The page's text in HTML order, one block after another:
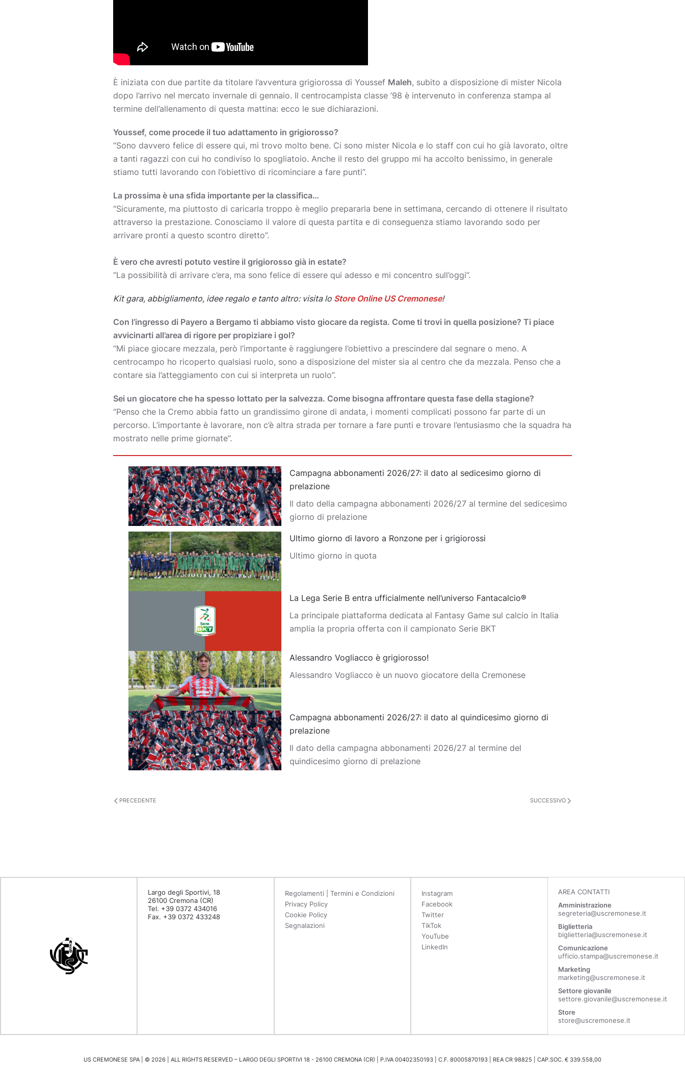
È iniziata con due partite da titolare l’avventura grigiorossa di Youssef Maleh, subito a disposizione di mister Nicola
dopo l’arrivo nel mercato invernale di gennaio. Il centrocampista classe ’98 è intervenuto in conferenza stampa al
termine dell’allenamento di questa mattina: ecco le sue dichiarazioni.
Youssef, come procede il tuo adattamento in grigiorosso?
“Sono davvero felice di essere qui, mi trovo molto bene. Ci sono mister Nicola e lo staff con cui ho già lavorato, oltre
a tanti ragazzi con cui ho condiviso lo spogliatoio. Anche il resto del gruppo mi ha accolto benissimo, in generale
stiamo tutti lavorando con l’obiettivo di ricominciare a fare punti”.
La prossima è una sfida importante per la classifica…
“Sicuramente, ma piuttosto di caricarla troppo è meglio prepararla bene in settimana, cercando di ottenere il risultato
attraverso la prestazione. Conosciamo il valore di questa partita e di conseguenza stiamo lavorando sodo per
arrivare pronti a questo scontro diretto”.
È vero che avresti potuto vestire il grigiorosso già in estate?
“La possibilità di arrivare c’era, ma sono felice di essere qui adesso e mi concentro sull’oggi”.
Kit gara, abbigliamento, idee regalo e tanto altro: visita lo Store Online US Cremonese!
Con l’ingresso di Payero a Bergamo ti abbiamo visto giocare da regista. Come ti trovi in quella posizione? Ti piace
avvicinarti all’area di rigore per propiziare i gol?
“Mi piace giocare mezzala, però l’importante è raggiungere l’obiettivo a prescindere dal segnare o meno. A
centrocampo ho ricoperto qualsiasi ruolo, sono a disposizione del mister sia al centro che da mezzala. Penso che a
contare sia l’atteggiamento con cui si interpreta un ruolo”.
Sei un giocatore che ha spesso lottato per la salvezza. Come bisogna affrontare questa fase della stagione?
“Penso che la Cremo abbia fatto un grandissimo girone di andata, i momenti complicati possono far parte di un
percorso. L’importante è lavorare, non c’è altra strada per tornare a fare punti e trovare l’entusiasmo che la squadra ha
mostrato nelle prime giornate”.
Campagna abbonamenti 2026/27: il dato al sedicesimo giorno di
prelazione
Il dato della campagna abbonamenti 2026/27 al termine del sedicesimo
giorno di prelazione
Ultimo giorno di lavoro a Ronzone per i grigiorossi
Ultimo giorno in quota
La Lega Serie B entra ufficialmente nell’universo Fantacalcio®
La principale piattaforma dedicata al Fantasy Game sul calcio in Italia
amplia la propria offerta con il campionato Serie BKT
Alessandro Vogliacco è grigiorosso!
Alessandro Vogliacco è un nuovo giocatore della Cremonese
Campagna abbonamenti 2026/27: il dato al quindicesimo giorno di
prelazione
Il dato della campagna abbonamenti 2026/27 al termine del
quindicesimo giorno di prelazione
PRECEDENTE SUCCESSIVO
Largo degli Sportivi, 18
26100 Cremona (CR)
Tel. +39 0372 434016
Fax. +39 0372 433248
Regolamenti | Termini e Condizioni
Privacy Policy
Cookie Policy
Segnalazioni
Instagram
Facebook
Twitter
TikTok
YouTube
LinkedIn
AREA CONTATTI
Amministrazione
segreteria@uscremonese.it
Biglietteria
biglietteria@uscremonese.it
Comunicazione
ufficio.stampa@uscremonese.it
Marketing
marketing@uscremonese.it
Settore giovanile
settore.giovanile@uscremonese.it
Store
store@uscremonese.it
US CREMONESE SPA | © 2026 | ALL RIGHTS RESERVED – LARGO DEGLI SPORTIVI 18 - 26100 CREMONA (CR) | P.IVA 00402350193 | C.F. 80005870193 | REA CR 98825 | CAP.SOC. € 339.558,00